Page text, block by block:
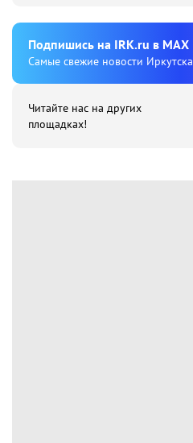
Подпишиcь на IRK.ru в MAX
Cамые свежие новости Иркутска
Читайте нас на других
площадках!